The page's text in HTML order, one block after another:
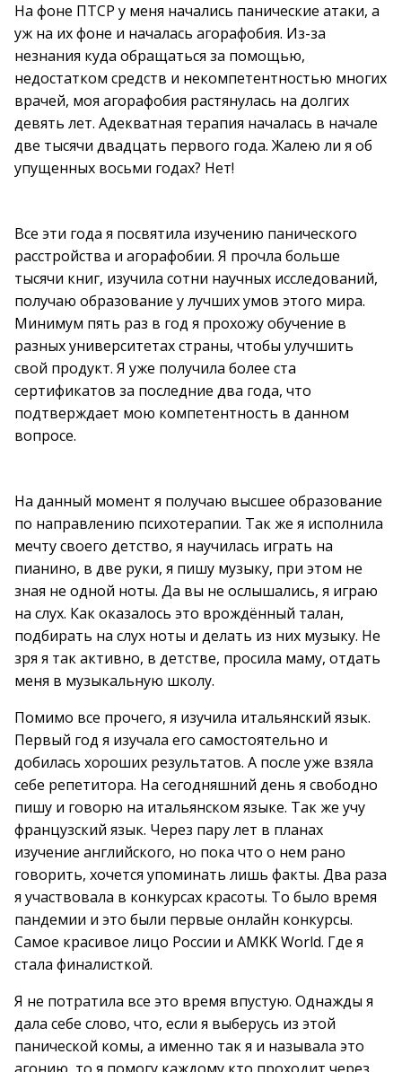
На фоне ПТСР у меня начались панические атаки, а
уж на их фоне и началась агорафобия. Из-за
незнания куда обращаться за помощью,
недостатком средств и некомпетентностью многих
врачей, моя агорафобия растянулась на долгих
девять лет. Адекватная терапия началась в начале
две тысячи двадцать первого года. Жалею ли я об
упущенных восьми годах? Нет!
Все эти года я посвятила изучению панического
расстройства и агорафобии. Я прочла больше
тысячи книг, изучила сотни научных исследований,
получаю образование у лучших умов этого мира.
Минимум пять раз в год я прохожу обучение в
разных университетах страны, чтобы улучшить
свой продукт. Я уже получила более ста
сертификатов за последние два года, что
подтверждает мою компетентность в данном
вопросе.
На данный момент я получаю высшее образование
по направлению психотерапии. Так же я исполнила
мечту своего детство, я научилась играть на
пианино, в две руки, я пишу музыку, при этом не
зная не одной ноты. Да вы не ослышались, я играю
на слух. Как оказалось это врождённый талан,
подбирать на слух ноты и делать из них музыку. Не
зря я так активно, в детстве, просила маму, отдать
меня в музыкальную школу.
Помимо все прочего, я изучила итальянский язык.
Первый год я изучала его самостоятельно и
добилась хороших результатов. А после уже взяла
себе репетитора. На сегодняшний день я свободно
пишу и говорю на итальянском языке. Так же учу
французский язык. Через пару лет в планах
изучение английского, но пока что о нем рано
говорить, хочется упоминать лишь факты. Два раза
я участвовала в конкурсах красоты. То было время
пандемии и это были первые онлайн конкурсы.
Самое красивое лицо России и AMKK World. Где я
стала финалисткой.
Я не потратила все это время впустую. Однажды я
дала себе слово, что, если я выберусь из этой
панической комы, а именно так я и называла это